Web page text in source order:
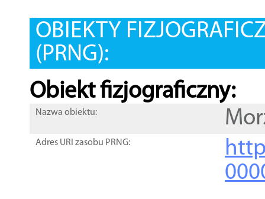
OBIEKTY
(PRNG):
Obiekt fizjograficzny:
Nazwa obiektu:
Adres URI zasobu PRNG: